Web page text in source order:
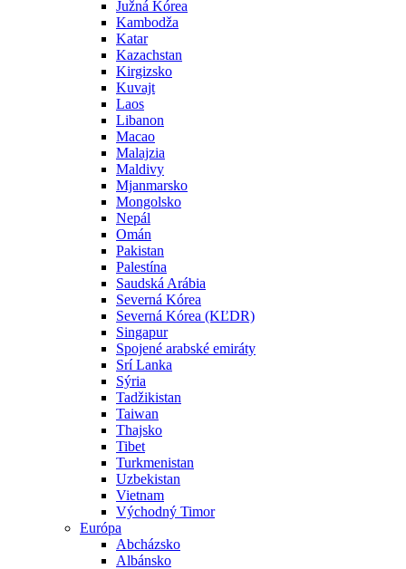
Južná Kórea
Kambodža
Katar
Kazachstan
Kirgizsko
Kuvajt
Laos
Libanon
Macao
Malajzia
Maldivy
Mjanmarsko
Mongolsko
Nepál
Omán
Pakistan
Palestína
Saudská Arábia
Severná Kórea
Severná Kórea (KĽDR)
Singapur
Spojené arabské emiráty
Srí Lanka
Sýria
Tadžikistan
Taiwan
Thajsko
Tibet
Turkmenistan
Uzbekistan
Vietnam
Východný Timor
Európa
Abcházsko
Albánsko